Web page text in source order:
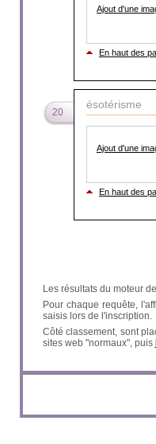
Ajout d'une
En haut des
20
ésotérisme
Ajout d'une
En haut des
Les résultats du moteur
Pour chaque requête,
saisis lors de l'inscription.
Côté classement, sont
sites web "normaux", puis